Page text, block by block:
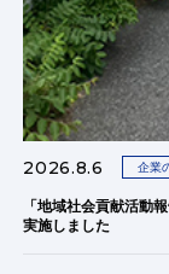
2026.8.6 企業
「地域社会貢献活動
実施しました